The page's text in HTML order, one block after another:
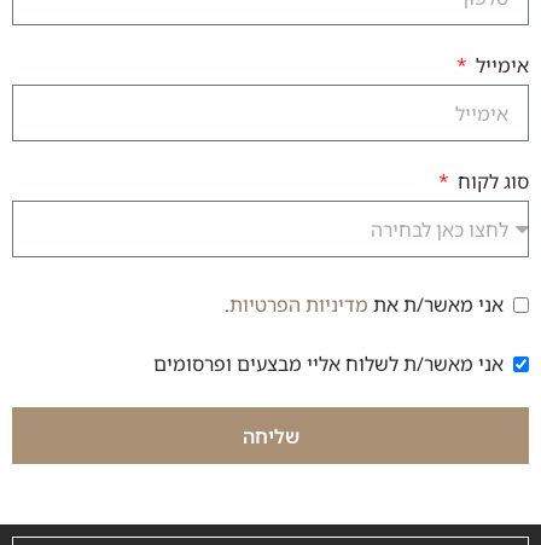
אימייל
סוג לקוח
הסכמה למדיניות פרטיות
אני מאשר/ת את מדיניות הפרטיות.
הסכמה לקבלת דיוור
אני מאשר/ת לשלוח אליי מבצעים ופרסומים
שליחה